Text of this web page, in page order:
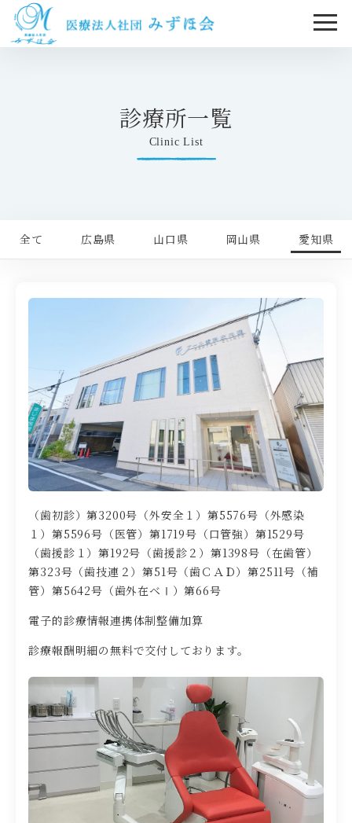
診療所一覧
Clinic List
全て 広島県 山口県 岡山県 愛知県
（歯初診）第3200号（外安全１）第5576号（外感染
１）第5596号（医管）第1719号（口管強）第1529号
（歯援診１）第192号（歯援診２）第1398号（在歯管）
第323号（歯技連２）第51号（歯ＣＡＤ）第2511号（補
管）第5642号（歯外在ベⅠ）第66号
電子的診療情報連携体制整備加算
診療報酬明細の無料で交付しております。